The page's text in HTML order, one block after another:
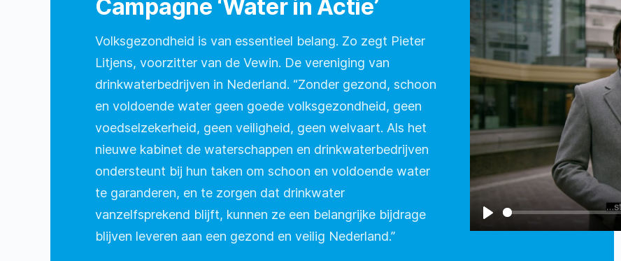
Play
Campagne ‘Water in Actie’
Volksgezondheid is van essentieel belang. Zo zegt Pieter
Litjens, voorzitter van de Vewin. De vereniging van
drinkwaterbedrijven in Nederland. “Zonder gezond, schoon
en voldoende water geen goede volksgezondheid, geen
voedselzekerheid, geen veiligheid, geen welvaart. Als het
nieuwe kabinet de waterschappen en drinkwaterbedrijven
ondersteunt bij hun taken om schoon en voldoende water
te garanderen, en te zorgen dat drinkwater
vanzelfsprekend blijft, kunnen ze een belangrijke bijdrage
blijven leveren aan een gezond en veilig Nederland.”